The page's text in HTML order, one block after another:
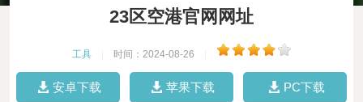
23区空港官网网址
工具 时间：2024-08-26
安卓下载 苹果下载 PC下载